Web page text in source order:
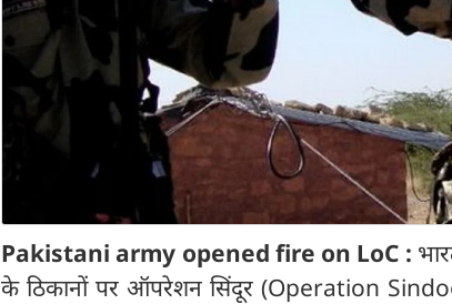
Pakistani army opened fire on LoC :
के ठिकानों पर ऑपरेशन सिंदूर (Operation